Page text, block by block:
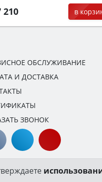
210 в
ОБСЛУЖИВАНИЕ
И ДОСТАВКА
ЗВОНОК